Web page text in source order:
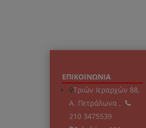
ΕΠΙΚΟΙΝΩΝΙΑ
Τριών Ιεραρχών 88,
Α. Πετράλωνα ,
210 3475539